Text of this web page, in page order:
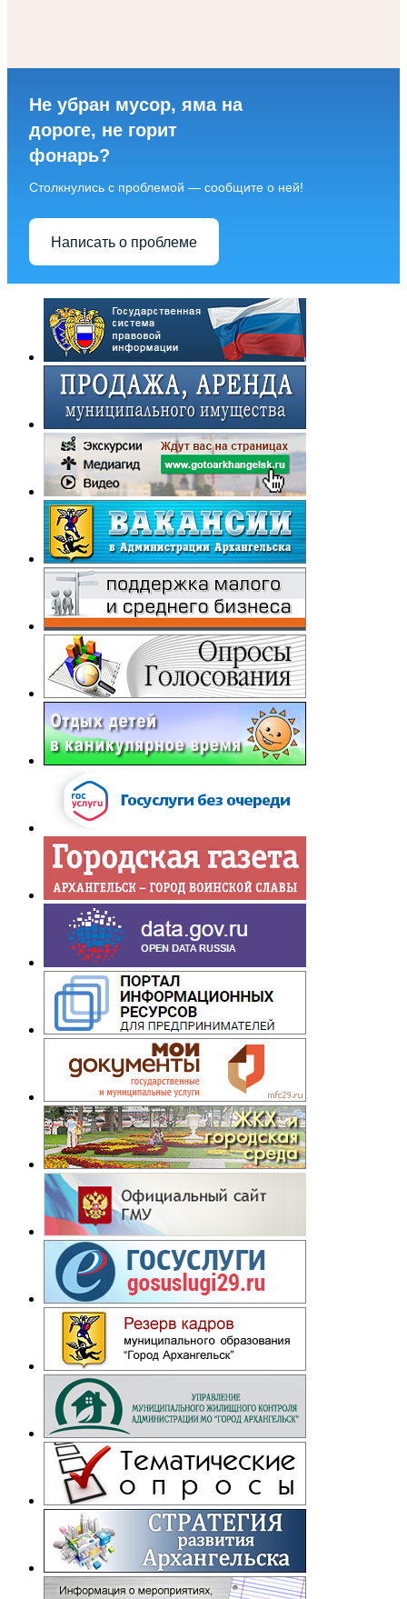
Не убран мусор, яма на
дороге, не горит
фонарь?
Столкнулись с проблемой — сообщите о ней!
Написать о проблеме